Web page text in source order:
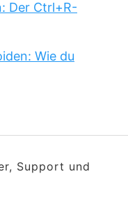
Der Ctrl+R-
Wie du
Support und